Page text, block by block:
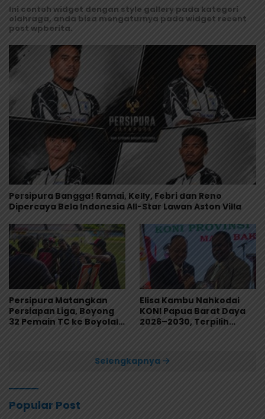
Ini contoh widget dengan style gallery pada kategori
olahraga, anda bisa mengaturnya pada widget recent
post wpberita.
Persipura Bangga! Ramai, Kelly, Febri dan Reno
Dipercaya Bela Indonesia All-Star Lawan Aston Villa
Persipura Matangkan
Persiapan Liga, Boyong
32 Pemain TC ke Boyolali
Elisa Kambu Nahkodai
KONI Papua Barat Daya
2026–2030, Terpilih
Selengkapnya
Popular Post